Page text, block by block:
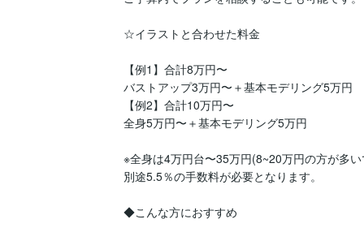
☆イラストと合わせた料金
【例1】合計8万円〜
バストアップ3万円〜＋基本モデリング5万円
【例2】合計10万円〜
全身5万円〜＋基本モデリング5万円
※全身は4万円台〜35万円(8~20万円の方が多
別途5.5％の手数料が必要となります。
◆こんな方におすすめ